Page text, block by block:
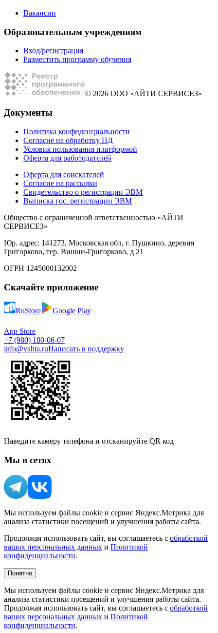
Вакансии
Образовательным учреждениям
Вход/регистрация
Разместить программу обучения
© 2026 ООО «АЙТИ СЕРВИСЕЗ»
Документы
Политика конфиденциальности
Согласие на обработку ПД
Условия пользования платформой
Оферта для работодателей
Оферта для соискателей
Согласие на рассылки
Свидетельство о регистрации ЭВМ
Выписка гос. регистрации ЭВМ
Общество с ограниченной ответственностью «АЙТИ
СЕРВИСЕЗ»
Юр. адрес: 141273, Московская обл, г. Пушкино, деревня
Григорково, тер. Вишни-Григорково, д 21
ОГРН 1245000132002
Скачайте приложение
RuStore Google Play
App Store
+7 (980) 180-06-07
info@vahta.ruНаписать в поддержку
Наведите камеру телефона и отсканируйте QR код
Мы в сетях
Мы используем файлы cookie и сервис Яндекс.Метрика для
анализа статистики посещений и улучшения работы сайта.
Продолжая использовать сайт, вы соглашаетесь с обработкой
ваших персональных данных и Политикой
конфиденциальности.
Понятно
Мы используем файлы cookie и сервис Яндекс.Метрика для
анализа статистики посещений и улучшения работы сайта.
Продолжая использовать сайт, вы соглашаетесь с обработкой
ваших персональных данных и Политикой
конфиденциальности.